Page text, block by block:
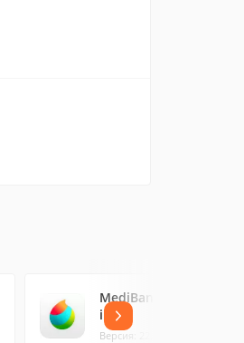
MediBang Paint for
iPad
Версия: 22.7